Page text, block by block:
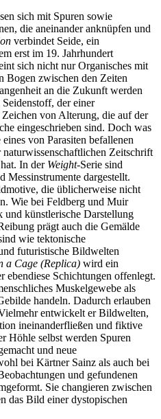
sich mit Spuren sowie
die aneinander anknüpfen und
verbindet Seide, ein
erst im 19. Jahrhundert
sich nicht nur Organisches mit
Bogen zwischen den Zeiten
an die Zukunft werden
der einer
von Alterung, die auf der
eingeschrieben sind. Doch was
von Parasiten befallenen
Zeitschrift
In der Weight-Serie sind
Messinstrumente dargestellt.
die üblicherweise nicht
Wie bei Feldberg und Muir
künstlerische Darstellung
prägt auch die Gemälde
wie tektonische
futuristische Bildwelten
a Cage (Replica) wird ein
ebendiese Schichtungen offenlegt.
Muskelgewebe als
handeln. Dadurch erlauben
entwickelt er Bildwelten,
ineinanderfließen und fiktive
Höhle selbst werden Spuren
und neue
bei Kärtner Sainz als auch bei
und gefundenen
Sie changieren zwischen
das Bild einer dystopischen